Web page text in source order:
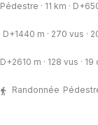
· 11 km · D+650
m · 270 vus ·
m · 128 vus · 19
Randonnée